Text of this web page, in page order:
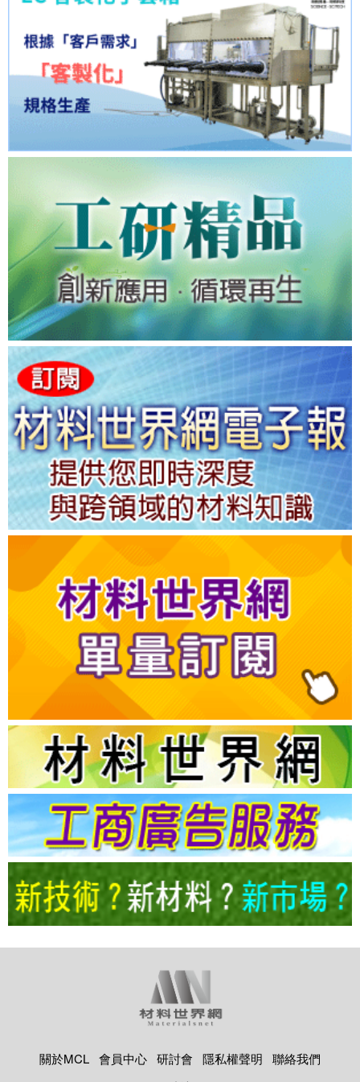
關於MCL 會員中心 研討會 隱私權聲明
聯絡我們